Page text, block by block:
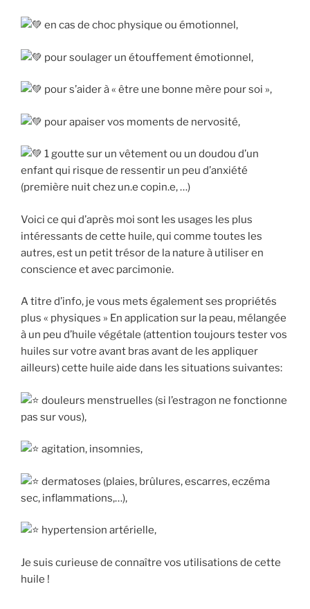
en cas de choc physique ou émotionnel,
pour soulager un étouffement émotionnel,
pour s’aider à « être une bonne mère pour soi »,
pour apaiser vos moments de nervosité,
1 goutte sur un vêtement ou un doudou d’un
enfant qui risque de ressentir un peu d’anxiété
(première nuit chez un.e copin.e, …)
Voici ce qui d’après moi sont les usages les plus
intéressants de cette huile, qui comme toutes les
autres, est un petit trésor de la nature à utiliser en
conscience et avec parcimonie.
A titre d’info, je vous mets également ses propriétés
plus « physiques » En application sur la peau, mélangée
à un peu d’huile végétale (attention toujours tester vos
huiles sur votre avant bras avant de les appliquer
ailleurs) cette huile aide dans les situations suivantes:
douleurs menstruelles (si l’estragon ne fonctionne
pas sur vous),
agitation, insomnies,
dermatoses (plaies, brûlures, escarres, eczéma
sec, inflammations,…),
hypertension artérielle,
Je suis curieuse de connaître vos utilisations de cette
huile !